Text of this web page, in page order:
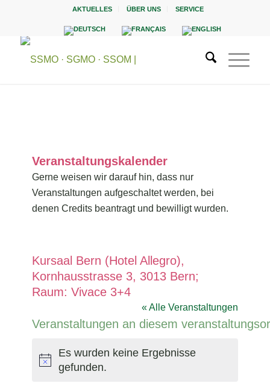
AKTUELLES ÜBER UNS SERVICE
Veranstaltungskalender
Gerne weisen wir darauf hin, dass nur
Veranstaltungen aufgeschaltet werden, bei
denen Credits beantragt und bewilligt wurden.
Kursaal Bern (Hotel Allegro),
Kornhausstrasse 3, 3013 Bern;
Raum: Vivace 3+4
« Alle Veranstaltungen
Veranstaltungen an diesem
Hinweis
Es wurden keine Ergebnisse
gefunden.